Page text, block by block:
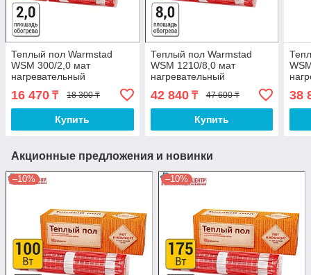
Теплый пол Warmstad
WSM 300/2,0 мат
нагревательный
16 470 ₸ 18 300 ₸
Купить
Теплый пол Warmstad
WSM 1210/8,0 мат
нагревательный
42 840₸ 47 600 ₸
Купить
38
Акционные предложения и новинки
–10% –10%